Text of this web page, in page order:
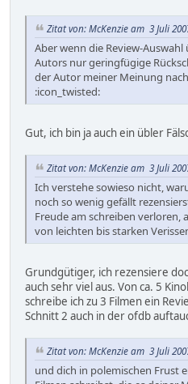
Zitat von: McKenzie am 3 Juli
Aber wenn die Review-
Autors nur geringfügige
der Autor meiner Meinung
:icon_twisted:
Gut, ich bin ja auch ein übler
Zitat von: McKenzie am 3 Juli
Ich verstehe sowieso nicht,
noch so wenig gefällt
Freude am schreiben verloren,
von leichten bis starken
Grundgütiger, ich rezensiere
auch sehr viel aus. Von ca. 5
schreibe ich zu 3 Filmen ein
Schnitt 2 auch in der ofdb
Zitat von: McKenzie am 3 Juli
und dich in polemischen Frust